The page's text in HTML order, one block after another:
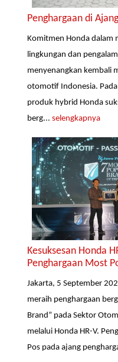
Penghargaan di
Komitmen Honda dalam
lingkungan dan
menyenangkan kembali
otomotif Indonesia.
produk hybrid Honda
berg...selengkapnya
Kesuksesan Honda
Penghargaan Most
Jakarta, 5 September
meraih penghargaan
Brand” pada Sektor
melalui Honda HR-V.
Pos pada ajang